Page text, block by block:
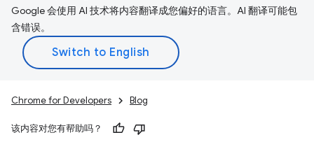
Google 会使用 AI 技术将内容翻译成您偏好的语言。AI 翻译可能包
含错误。
Chrome for Developers Blog
该内容对您有帮助吗？